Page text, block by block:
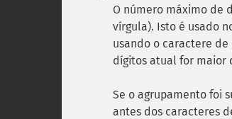
O número máximo de
vírgula). Isto é usado
usando o caractere
dígitos atual for maior
Se o agrupamento foi
antes dos caracteres